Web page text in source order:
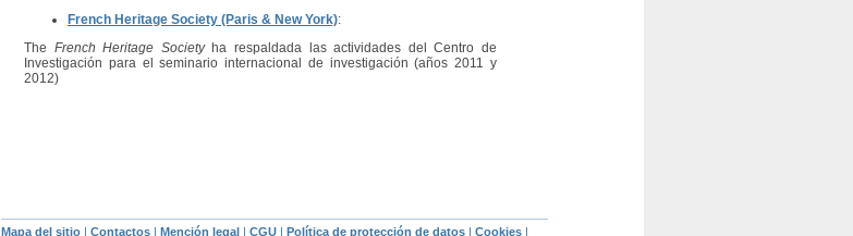
French Heritage Society (Paris & New York):
The French Heritage Societyha respaldada las actividades del Centro de
Investigación para el seminario internacional de investigación (años 2011 y
2012)
Mapa del sitio | Contactos | Mención legal | CGU | Política de protección de datos | Cookies |